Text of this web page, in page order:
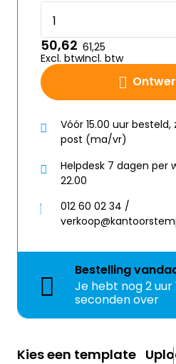
50,62
Excl. btw
61,25
Incl. btw
Vóór 15.00 uur
post (ma/vr)
Helpdesk 7 dagen per
22.00
012 60 02 34 /
Bestelling
Je hebt nog2 uur
seconden over
Kies een template